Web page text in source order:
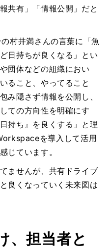
共有」「情報公開」だと
村井満さんの言葉に「魚
日持ちが良くなる」とい
団体などの組織におい
ること、やってること
み隠さず情報を公開し、
ての方向性を明確にす
持ち』を良くする」と理
を導入して活用
じています。
ませんが、共有ドライブ
良くなっていく未来図は
、担当者と